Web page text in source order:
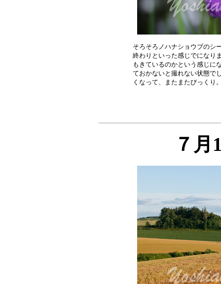
そろそろノハナショウブのシ
終わりといった感じでになり
もきているのかという感じに
ておかないと撮れない状態で
７月